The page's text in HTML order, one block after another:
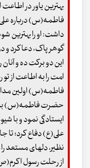
بهترین یاور در اطاعت
فاطمه(س) درباره
داشت: او را بهترین
گوهر پاک، دعا کرد و
این دو برکت ده و آنان
امت را به اطاعت از
فاطمه(س) اولین
حضرت فاطمه(س) با
ایستادگی نمود و با
علی(ع) دفاع کرد؛ تا
نظیر، دلهای
از رحلت رسول